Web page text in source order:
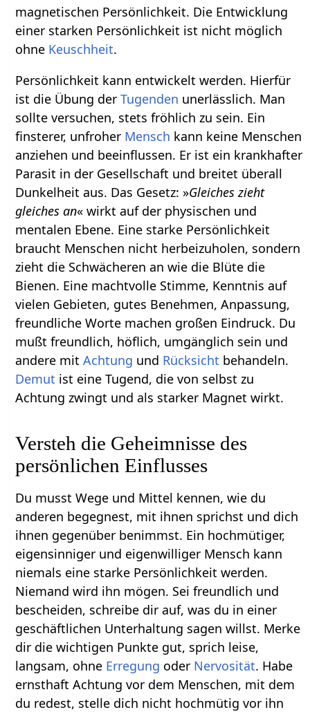
magnetischen Persönlichkeit. Die Entwicklung
einer starken Persönlichkeit ist nicht möglich
ohne Keuschheit.
Persönlichkeit kann entwickelt werden. Hierfür
ist die Übung derTugenden unerlässlich. Man
sollte versuchen, stets fröhlich zu sein. Ein
finsterer, unfroher Mensch kann keine Menschen
anziehen und beeinflussen. Er ist ein krankhafter
Parasit in der Gesellschaft und breitet überall
Dunkelheit aus. Das Gesetz: »Gleiches zieht
gleiches an« wirkt auf der physischen und
mentalen Ebene. Eine starke Persönlichkeit
braucht Menschen nicht herbeizuholen, sondern
zieht die Schwächeren an wie die Blüte die
Bienen. Eine machtvolle Stimme, Kenntnis auf
vielen Gebieten, gutes Benehmen, Anpassung,
freundliche Worte machen großen Eindruck. Du
mußt freundlich, höflich, umgänglich sein und
andere mitAchtung und Rücksicht behandeln.
Demut ist eine Tugend, die von selbst zu
Achtung zwingt und als starker Magnet wirkt.
Versteh die Geheimnisse des
persönlichen Einflusses
Du musst Wege und Mittel kennen, wie du
anderen begegnest, mit ihnen sprichst und dich
ihnen gegenüber benimmst. Ein hochmütiger,
eigensinniger und eigenwilliger Mensch kann
niemals eine starke Persönlichkeit werden.
Niemand wird ihn mögen. Sei freundlich und
bescheiden, schreibe dir auf, was du in einer
geschäftlichen Unterhaltung sagen willst. Merke
dir die wichtigen Punkte gut, sprich leise,
langsam, ohne Erregung oder Nervosität. Habe
ernsthaft Achtung vor dem Menschen, mit dem
du redest, stelle dich nicht hochmütig vor ihn